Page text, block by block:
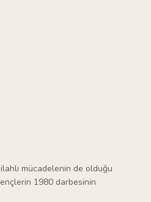
mücadelenin de olduğu
1980 darbesinin